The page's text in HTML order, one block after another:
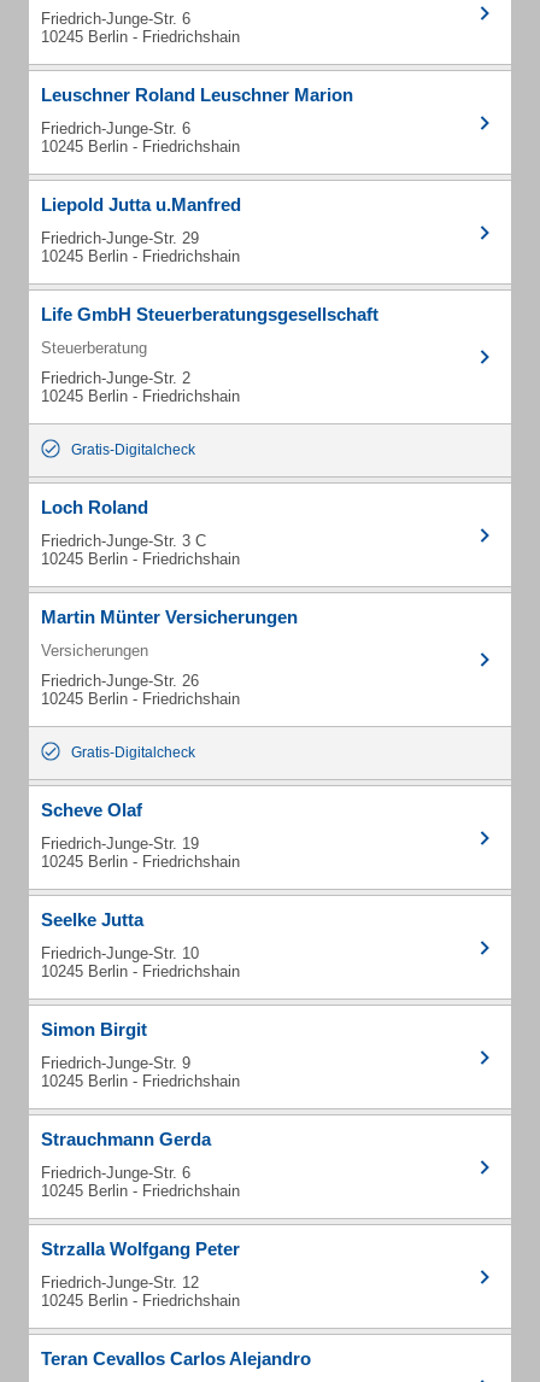
Friedrich-Junge-Str. 6
10245 Berlin - Friedrichshain
Leuschner Roland Leuschner Marion
Friedrich-Junge-Str. 6
10245 Berlin - Friedrichshain
Liepold Jutta u.Manfred
Friedrich-Junge-Str. 29
10245 Berlin - Friedrichshain
Life GmbH Steuerberatungsgesellschaft
Steuerberatung
Friedrich-Junge-Str. 2
10245 Berlin - Friedrichshain
Gratis-Digitalcheck
Loch Roland
Friedrich-Junge-Str. 3 C
10245 Berlin - Friedrichshain
Martin Münter Versicherungen
Versicherungen
Friedrich-Junge-Str. 26
10245 Berlin - Friedrichshain
Gratis-Digitalcheck
Scheve Olaf
Friedrich-Junge-Str. 19
10245 Berlin - Friedrichshain
Seelke Jutta
Friedrich-Junge-Str. 10
10245 Berlin - Friedrichshain
Simon Birgit
Friedrich-Junge-Str. 9
10245 Berlin - Friedrichshain
Strauchmann Gerda
Friedrich-Junge-Str. 6
10245 Berlin - Friedrichshain
Strzalla Wolfgang Peter
Friedrich-Junge-Str. 12
10245 Berlin - Friedrichshain
Teran Cevallos Carlos Alejandro